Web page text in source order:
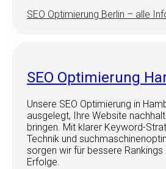
SEO Optimierung Berlin – alle
SEO Optimierung
Unsere SEO Optimierung in
ausgelegt, Ihre Website
bringen. Mit klarer Keyword-
Technik und
sorgen wir für bessere
Erfolge.